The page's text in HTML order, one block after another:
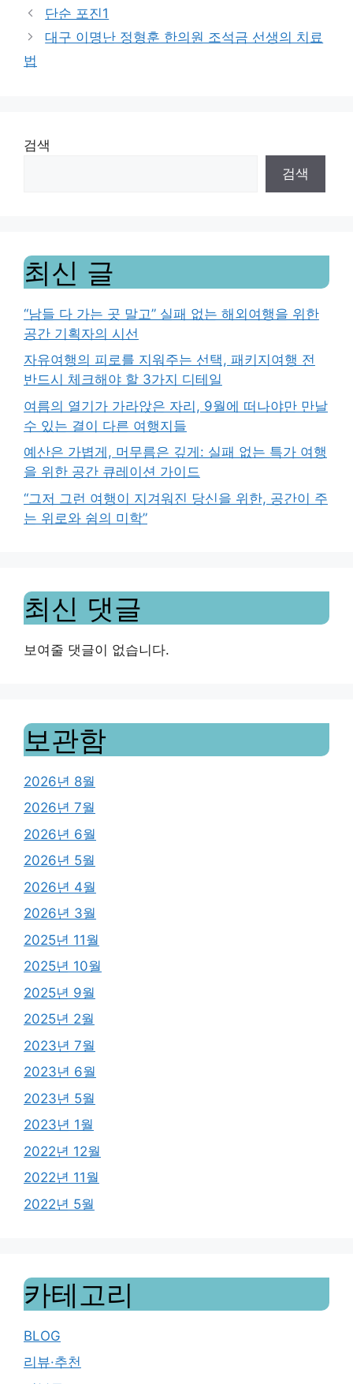
단순 포진1
대구 이명난 정형훈 한의원 조석금 선생의 치료
법
검색
검색
최신 글
“남들 다 가는 곳 말고” 실패 없는 해외여행을 위한
공간 기획자의 시선
자유여행의 피로를 지워주는 선택, 패키지여행 전
반드시 체크해야 할 3가지 디테일
여름의 열기가 가라앉은 자리, 9월에 떠나야만 만날
수 있는 결이 다른 여행지들
예산은 가볍게, 머무름은 깊게: 실패 없는 특가 여행
을 위한 공간 큐레이션 가이드
“그저 그런 여행이 지겨워진 당신을 위한, 공간이 주
는 위로와 쉼의 미학”
최신 댓글
보여줄 댓글이 없습니다.
보관함
2026년 8월
2026년 7월
2026년 6월
2026년 5월
2026년 4월
2026년 3월
2025년 11월
2025년 10월
2025년 9월
2025년 2월
2023년 7월
2023년 6월
2023년 5월
2023년 1월
2022년 12월
2022년 11월
2022년 5월
카테고리
BLOG
리뷰·추천